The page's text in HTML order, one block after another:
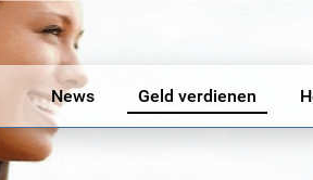
News Geld verdienen